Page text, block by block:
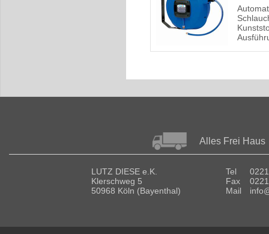
Alles Frei Haus
LUTZ DIESE e.K.
Klerschweg 5
50968 Köln (Bayenthal)
Tel
Fax
Mail